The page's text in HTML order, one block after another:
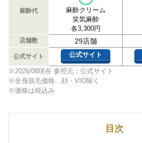
麻酔代
麻酔クリーム
笑気麻酔
各3,300円
店舗数 29店舗
公式サイト 公式サイト
※2026/08現在 参照元：公式サイト
※全身脱毛価格…顔・VIO除く
※価格は税込み
目次